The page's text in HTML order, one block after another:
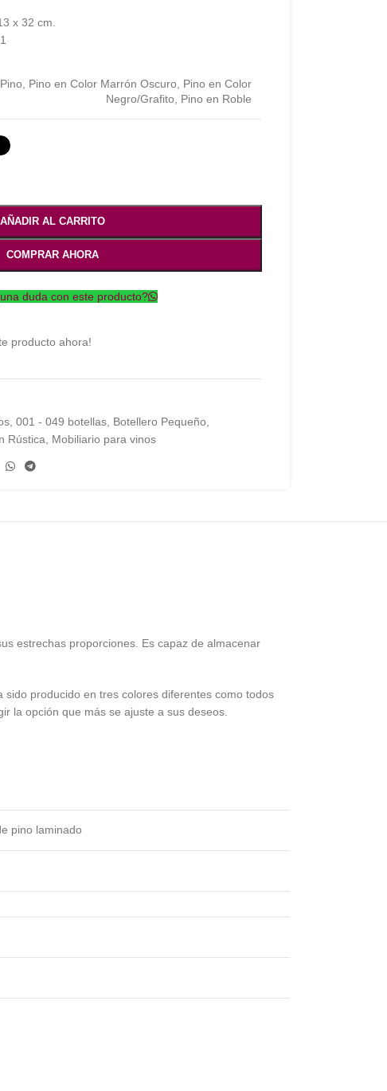
x 32 cm.
Pino Pino en Color Marrón Oscuro
Pino en Color
Negro/Grafito
Pino en Roble
AÑADIR AL CARRITO
COMPRAR AHORA
duda con este producto?
producto ahora!
, 001 - 049 botellas, Botellero Pequeño
Rústica Mobiliario para vinos
estrechas proporciones. Es capaz de almacenar
producido en tres colores diferentes como todos
la opción que más se ajuste a sus deseos.
pino laminado